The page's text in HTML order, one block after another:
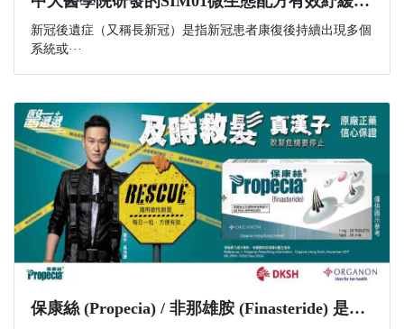
新冠後遺症（又稱長新冠）是指新冠患者康復後持續出現多個
系統或···
​保康絲 (Propecia) / 非那雄胺 (Finasteride) 是什麼？功效、副作用與購買資訊一文講解